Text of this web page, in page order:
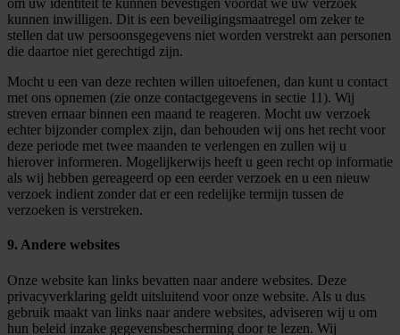
om uw identiteit te kunnen bevestigen voordat we uw verzoek
kunnen inwilligen. Dit is een beveiligingsmaatregel om zeker te
stellen dat uw persoonsgegevens niet worden verstrekt aan personen
die daartoe niet gerechtigd zijn.
Mocht u een van deze rechten willen uitoefenen, dan kunt u contact
met ons opnemen (zie onze contactgegevens in sectie 11). Wij
streven ernaar binnen een maand te reageren. Mocht uw verzoek
echter bijzonder complex zijn, dan behouden wij ons het recht voor
deze periode met twee maanden te verlengen en zullen wij u
hierover informeren. Mogelijkerwijs heeft u geen recht op informatie
als wij hebben gereageerd op een eerder verzoek en u een nieuw
verzoek indient zonder dat er een redelijke termijn tussen de
verzoeken is verstreken.
9. Andere websites
Onze website kan links bevatten naar andere websites. Deze
privacyverklaring geldt uitsluitend voor onze website. Als u dus
gebruik maakt van links naar andere websites, adviseren wij u om
hun beleid inzake gegevensbescherming door te lezen. Wij